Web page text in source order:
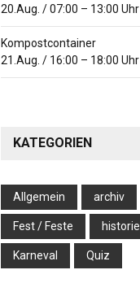
20.Aug. /07:00 – 13:00 Uhr
Kompostcontainer
21.Aug. / 16:00 – 18:00 Uhr
KATEGORIEN
Allgemein archiv
Fest / Feste historie
Karneval Quiz